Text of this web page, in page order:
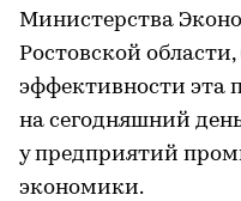
Министерства
Ростовской
эффективности эта
на сегодняшний
у предприятий
экономики.